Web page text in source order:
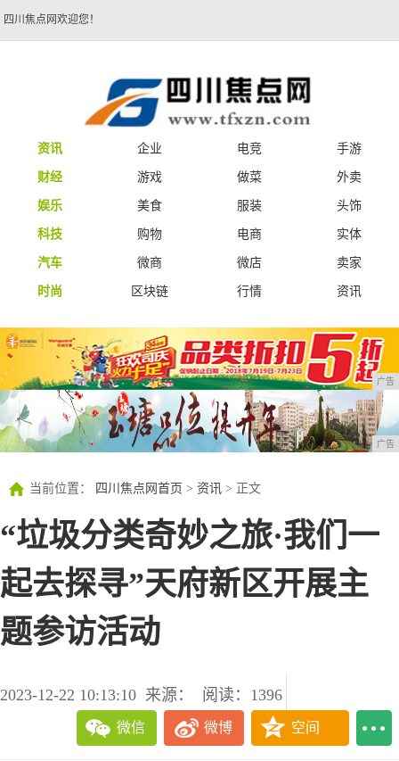
四川焦点网欢迎您！
资讯 企业 电竞
手游
财经
游戏 做菜
外卖
娱乐
美食 服装
头饰
科技
购物 电商
实体
汽车
微商 微店
卖家
时尚
区块链 行情 资讯
广告
广告
当前位置： 四川焦点网首页 > 资讯 > 正文
“垃圾分类奇妙之旅·我们一
起去探寻”天府新区开展主
题参访活动
2023-12-22 10:13:10 来源： 阅读：1396
微信 微博 空间